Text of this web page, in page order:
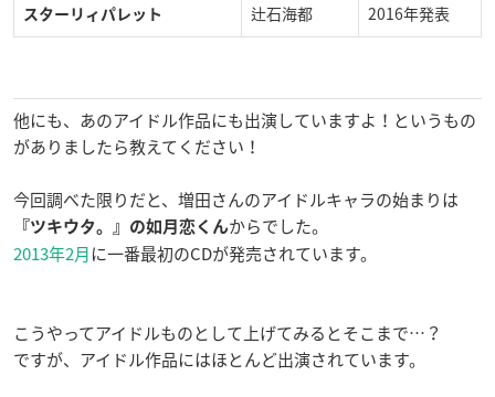
スターリィパレット 辻石海都 2016年発表
他にも、あのアイドル作品にも出演していますよ！というもの
がありましたら教えてください！
今回調べた限りだと、増田さんのアイドルキャラの始まりは
『ツキウタ。』の如月恋くんからでした。
2013年2月に一番最初のCDが発売されています。
こうやってアイドルものとして上げてみるとそこまで…？
ですが、アイドル作品にはほとんど出演されています。